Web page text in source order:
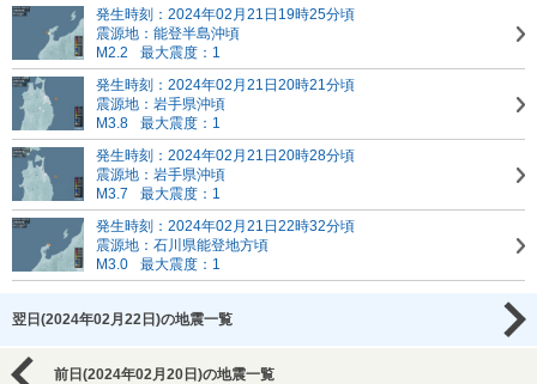
発生時刻：2024年02月21日19時25分頃
震源地：能登半島沖頃
M2.2
最大震度：1
発生時刻：2024年02月21日20時21分頃
震源地：岩手県沖頃
M3.8
最大震度：1
発生時刻：2024年02月21日20時28分頃
震源地：岩手県沖頃
M3.7
最大震度：1
発生時刻：2024年02月21日22時32分頃
震源地：石川県能登地方頃
M3.0
最大震度：1
翌日(2024年02月22日)の地震一覧
前日(2024年02月20日)の地震一覧